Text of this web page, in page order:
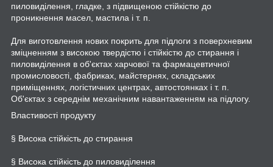
пиловиділення, гладке, з підвищеною стійкістю до
проникнення масел, мастила і т. п.
Для виготовлення нових покрить для підлоги з поверхневим
зміцненням з високою твердістю і стійкістю до стирання і
пиловиділення в об'єктах харчової та фармацевтичної
промисловості, фабриках, майстернях, складських
приміщеннях, логістичних центрах, автостоянках і т. п.
Об'єктах з середнім механічним навантаженням на підлогу.
Властивості продукту
§ Висока стійкість до стирання
§ Висока стійкість до пиловиділення